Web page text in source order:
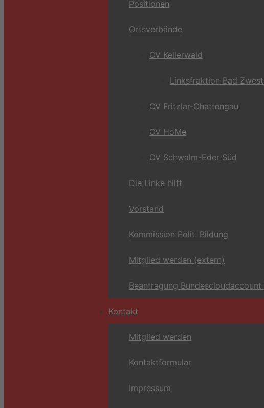
Positionen
Ortsverbände
OV Kellerwald
Linksfraktion Bad
OV Fritzlar-Chattengau
OV HoMe
OV Schwalm-Eder Süd
Die Linke hilft
Vorstand
Kommission Polit. Bildung
Mitglied werden (extern)
Beantragung Bundescloudaccount
Kontakt
Mitglied werden
Kontaktformular
Impressum